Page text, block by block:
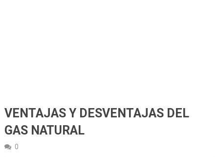
VENTAJAS Y DESVENTAJAS DEL
GAS NATURAL
0